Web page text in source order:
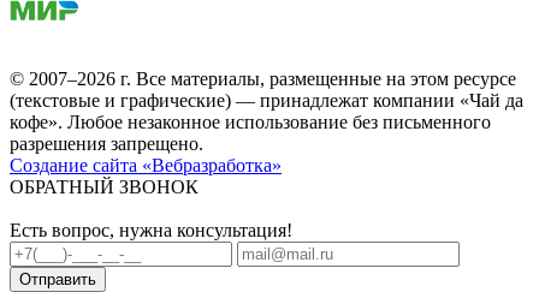
© 2007–2026 г. Все материалы, размещенные на этом ресурсе
(текстовые и графические) — принадлежат компании «Чай да
кофе». Любое незаконное использование без письменного
разрешения запрещено.
Создание сайта «Вебразработка»
ОБРАТНЫЙ ЗВОНОК
Есть вопрос, нужна консультация!